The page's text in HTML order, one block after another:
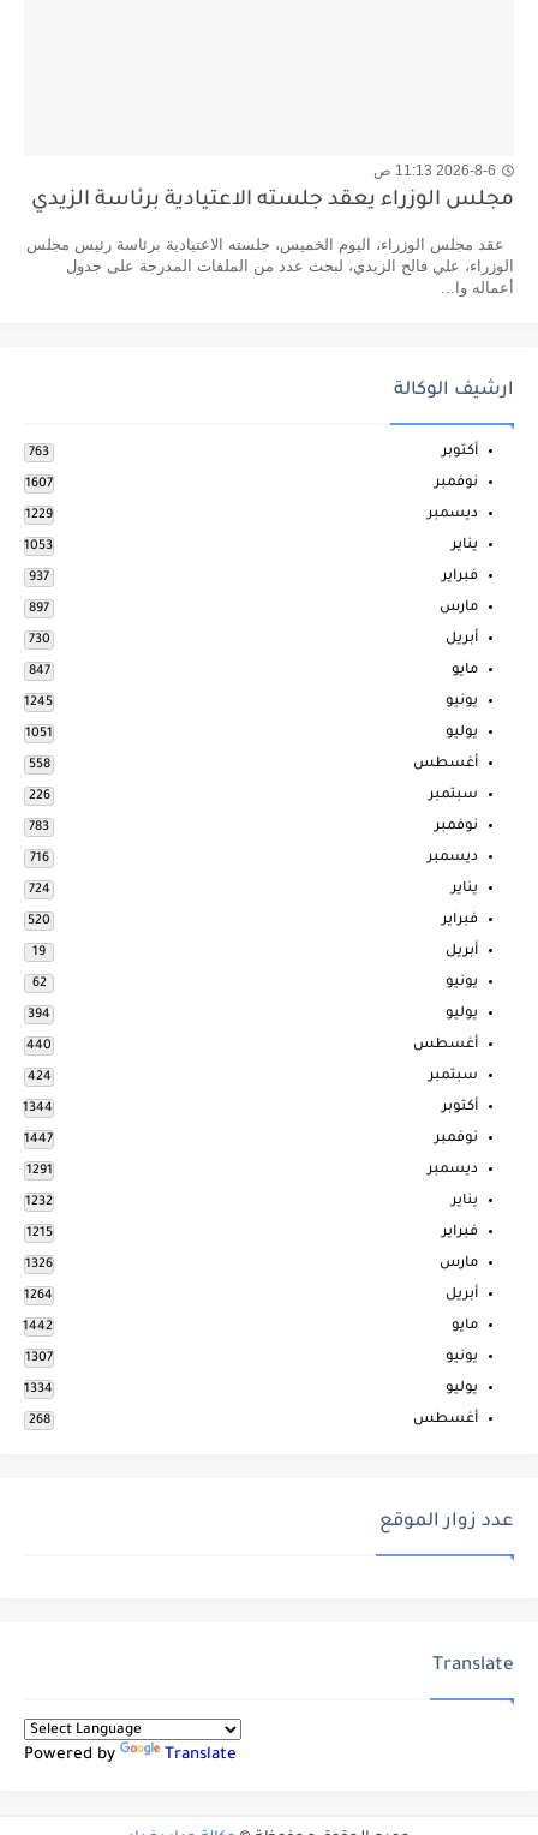
2026-8-6 11:13 ص
مجلس الوزراء يعقد جلسته الاعتيادية برئاسة الزيدي
عقد مجلس الوزراء، اليوم الخميس، جلسته الاعتيادية برئاسة رئيس مجلس
الوزراء، علي فالح الزيدي، لبحث عدد من الملفات المدرجة على جدول
أعماله وا...
ارشيف الوكالة
أكتوبر 763
نوفمبر 1607
ديسمبر 1229
يناير 1053
فبراير 937
مارس 897
أبريل 730
مايو 847
يونيو 1245
يوليو 1051
أغسطس 558
سبتمبر 226
نوفمبر 783
ديسمبر 716
يناير 724
فبراير 520
أبريل 19
يونيو 62
يوليو 394
أغسطس 440
سبتمبر 424
أكتوبر 1344
نوفمبر 1447
ديسمبر 1291
يناير 1232
فبراير 1215
مارس 1326
أبريل 1264
مايو 1442
يونيو 1307
يوليو 1334
أغسطس 268
عدد زوار الموقع
Translate
Powered by Translate